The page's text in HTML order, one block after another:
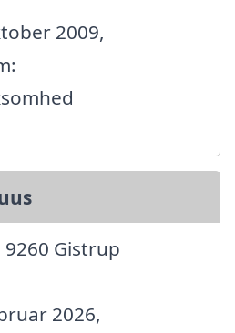
2009,
Gistrup
2026,